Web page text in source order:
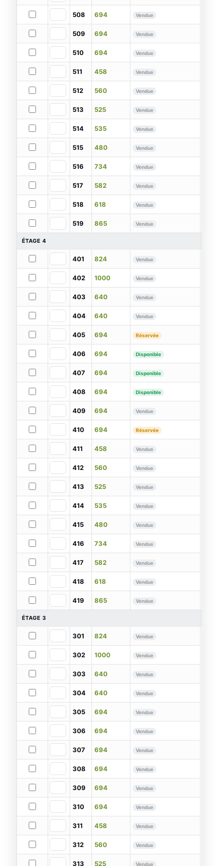
508 694 Vendue
509 694 Vendue
510 694 Vendue
511 458 Vendue
512 560 Vendue
513 525 Vendue
514 535 Vendue
515 480 Vendue
516 734 Vendue
517 582 Vendue
518 618 Vendue
519 865 Vendue
ÉTAGE 4
401 824 Vendue
402 1000 Vendue
403 640 Vendue
404 640 Vendue
405 694 Réservée
406 694 Disponible
407 694 Disponible
408 694 Disponible
409 694 Vendue
410 694 Réservée
411 458 Vendue
412 560 Vendue
413 525 Vendue
414 535 Vendue
415 480 Vendue
416 734 Vendue
417 582 Vendue
418 618 Vendue
419 865 Vendue
ÉTAGE 3
301 824 Vendue
302 1000 Vendue
303 640 Vendue
304 640 Vendue
305 694 Vendue
306 694 Vendue
307 694 Vendue
308 694 Vendue
309 694 Vendue
310 694 Vendue
311 458 Vendue
312 560 Vendue
313 525 Vendue